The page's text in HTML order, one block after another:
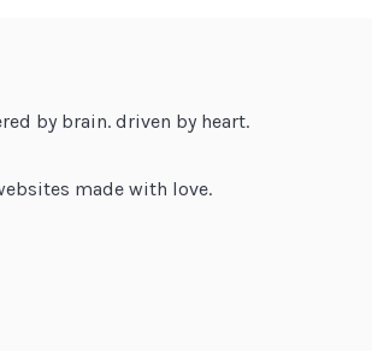
by brain. driven by heart.
made with love.